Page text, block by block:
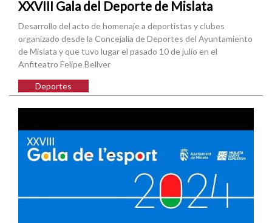
XXVIII Gala del Deporte de Mislata
Desarrollo del acto de homenaje a deportistas y clubes
organizado desde la Concejalía de Deportes del Ayuntamiento
de Mislata y que tuvo lugar el pasado 10 de julio en el
Anfiteatro Felipe Bellver
Deportes